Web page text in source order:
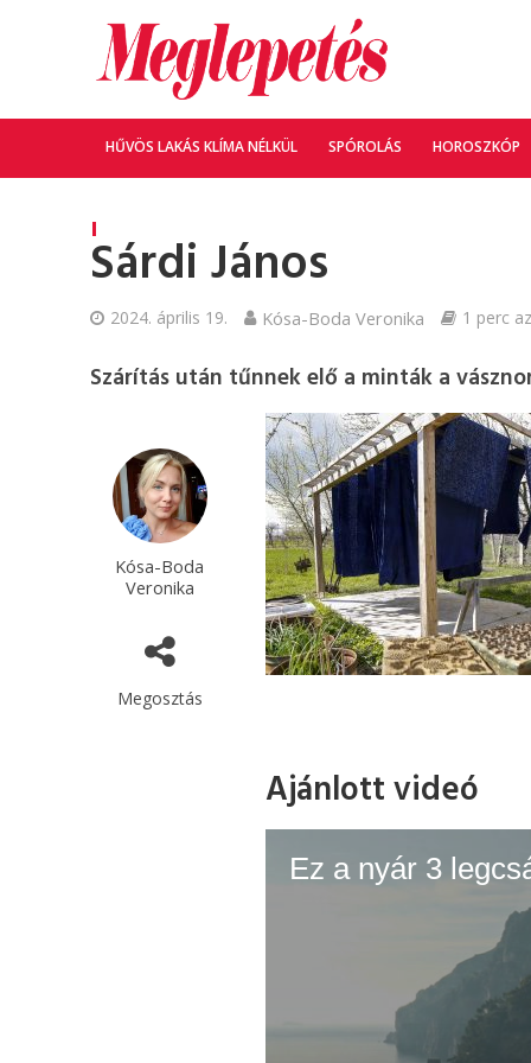
HŰVÖS LAKÁS KLÍMA NÉLKÜL SPÓROLÁS HOROSZKÓP
Sárdi János
2024. április 19. Kósa-Boda Veronika 1 perc
Szárítás után tűnnek elő a minták a
Kósa-Boda
Veronika
Megosztás
Ajánlott videó
Ez a nyár 3